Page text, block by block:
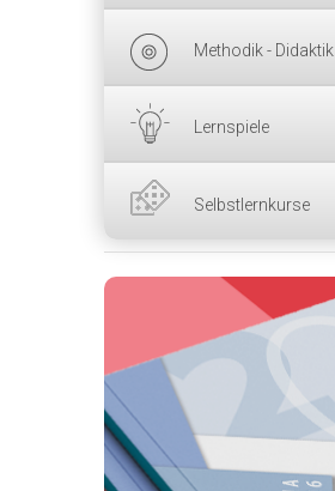
Methodik - Didaktik
Lernspiele
Selbstlernkurse